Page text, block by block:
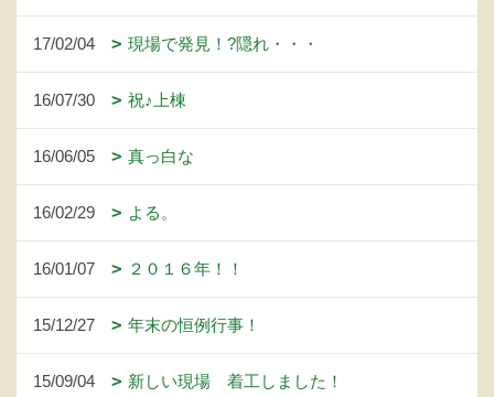
17/02/04 現場で発見！?隠れ・・・
16/07/30 祝♪上棟
16/06/05 真っ白な
16/02/29 よる。
16/01/07 ２０１６年！！
15/12/27 年末の恒例行事！
15/09/04 新しい現場 着工しました！